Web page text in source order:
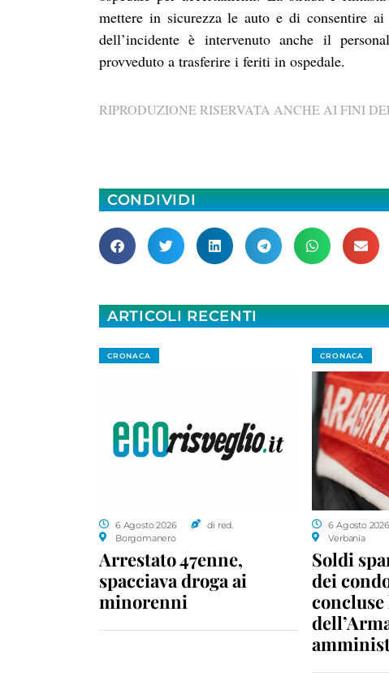
mettere in sicurezza le auto e di consentire
dell’incidente è intervenuto anche il
provveduto a trasferire i feriti in ospedale.
RIPRODUZIONE RISERVATA ANCHE AI FINI
CONDIVIDI
ARTICOLI RECENTI
CRONACA
6 Agosto 2026
di red.
Borgomanero
Arrestato 47enne,
spacciava droga ai
minorenni
CRONACA
6 Agosto 2026
Verbania
Soldi
dei